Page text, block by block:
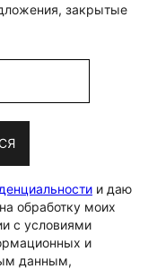
закрытые
и даю
обработку моих
с условиями
и
данным,